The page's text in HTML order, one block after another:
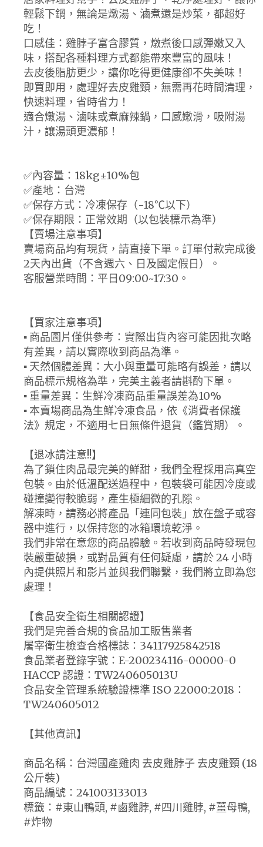
輕鬆下鍋，無論是燉湯、滷煮還是炒菜，都超好
吃！
口感佳：雞脖子富含膠質，燉煮後口感彈嫩又入
味，搭配各種料理方式都能帶來豐富的風味！
去皮後脂肪更少，讓你吃得更健康卻不失美味！
即買即用，處理好去皮雞頸，無需再花時間清理，
快速料理，省時省力！
適合燉湯、滷味或煮麻辣鍋，口感嫩滑，吸附湯
汁，讓湯頭更濃郁！
✅內容量：18kg±10%包
✅產地：台灣
✅保存方式：冷凍保存（-18℃以下）
✅保存期限：正常效期（以包裝標示為準）
【賣場注意事項】
賣場商品均有現貨，請直接下單。訂單付款完成後
2天內出貨（不含週六、日及國定假日）。
客服營業時間：平日09:00~17:30。
【買家注意事項】
▪ 商品圖片僅供參考：實際出貨內容可能因批次略
有差異，請以實際收到商品為準。
▪ 天然個體差異：大小與重量可能略有誤差，請以
商品標示規格為準，完美主義者請斟酌下單。
▪ 重量差異：生鮮冷凍商品重量誤差為10%
▪ 本賣場商品為生鮮冷凍食品，依《消費者保護
法》規定，不適用七日無條件退貨（鑑賞期）。
【退冰請注意!!】
為了鎖住肉品最完美的鮮甜，我們全程採用高真空
包裝。由於低溫配送過程中，包裝袋可能因冷度或
碰撞變得較脆弱，產生極細微的孔隙。
解凍時，請務必將產品「連同包裝」放在盤子或容
器中進行，以保持您的冰箱環境乾淨。
我們非常在意您的商品體驗。若收到商品時發現包
裝嚴重破損，或對品質有任何疑慮，請於 24 小時
內提供照片和影片並與我們聯繫，我們將立即為您
處理！
【食品安全衛生相關認證】
我們是完善合規的食品加工販售業者
屠宰衛生檢查合格標誌：34117925842518
食品業者登錄字號：E-200234116-00000-0
HACCP 認證：TW240605013U
食品安全管理系統驗證標準 ISO 22000:2018：
TW240605012
【其他資訊】
商品名稱：台灣國產雞肉 去皮雞脖子 去皮雞頸 (18
公斤裝)
商品編號：241003133013
標籤：#東山鴨頭, #鹵雞脖, #四川雞脖, #薑母鴨,
#炸物